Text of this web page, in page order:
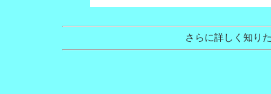
さらに詳しく知り